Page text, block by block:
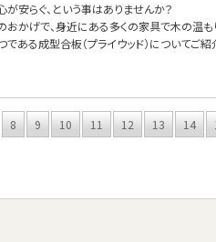
安らぐ、という事はありませんか？
かげで、身近にある多くの家具で木の温も
ある成型合板（プライウッド）についてご
8 9 10 11 12 13 14